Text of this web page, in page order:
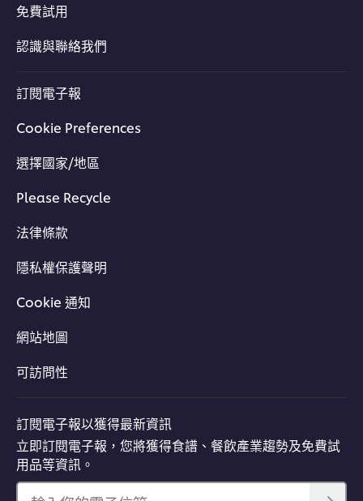
免費試用
認識與聯絡我們
訂閱電子報
Cookie Preferences
選擇國家/地區
Please Recycle
法律條款
隱私權保護聲明
Cookie 通知
網站地圖
可訪問性
訂閱電子報以獲得最新資訊
立即訂閱電子報，您將獲得食譜、餐飲產業趨勢及免費試
用品等資訊。